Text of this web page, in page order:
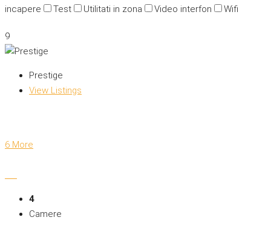
incapere
Test Utilitati in zona Video interfon Wifi
9
Prestige
View Listings
6 More
4
Camere